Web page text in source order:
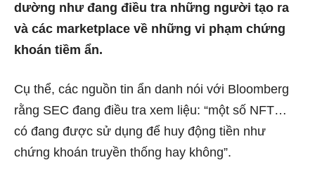
dường như đang điều tra những người tạo ra
và các marketplace về những vi phạm chứng
khoán tiềm ẩn.
Cụ thể, các nguồn tin ẩn danh nói với Bloomberg
rằng SEC đang điều tra xem liệu: “một số NFT…
có đang được sử dụng để huy động tiền như
chứng khoán truyền thống hay không”.